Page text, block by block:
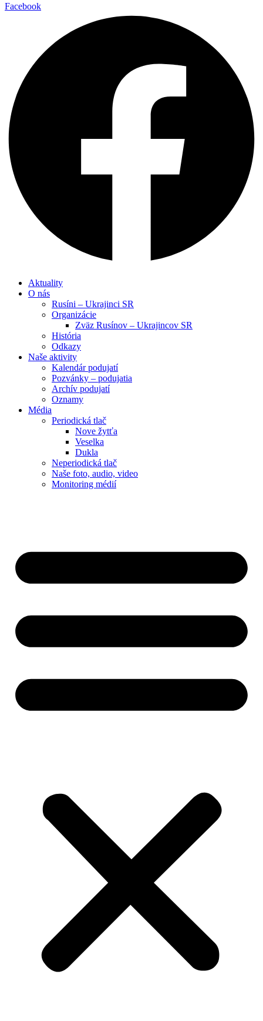
Facebook
Aktuality
O nás
Rusíni – Ukrajinci SR
Organizácie
Zväz Rusínov – Ukrajincov SR
História
Odkazy
Naše aktivity
Kalendár podujatí
Pozvánky – podujatia
Archív podujatí
Oznamy
Média
Periodická tlač
Nove žytťa
Veselka
Dukla
Neperiodická tlač
Naše foto, audio, video
Monitoring médií